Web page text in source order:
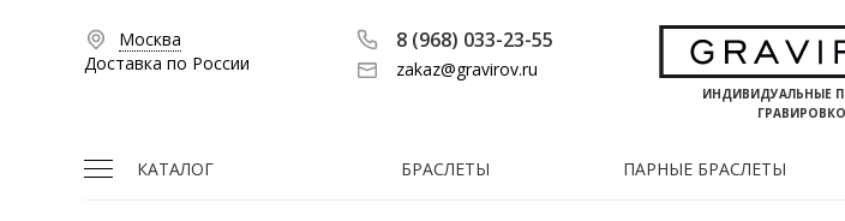
Москва
Доставка по России
8 (968) 033-23-55
zakaz@gravirov.ru
ИНДИВИДУАЛЬНЫЕ
КАТАЛОГ БРАСЛЕТЫ ПАРНЫЕ БРАСЛЕТЫ